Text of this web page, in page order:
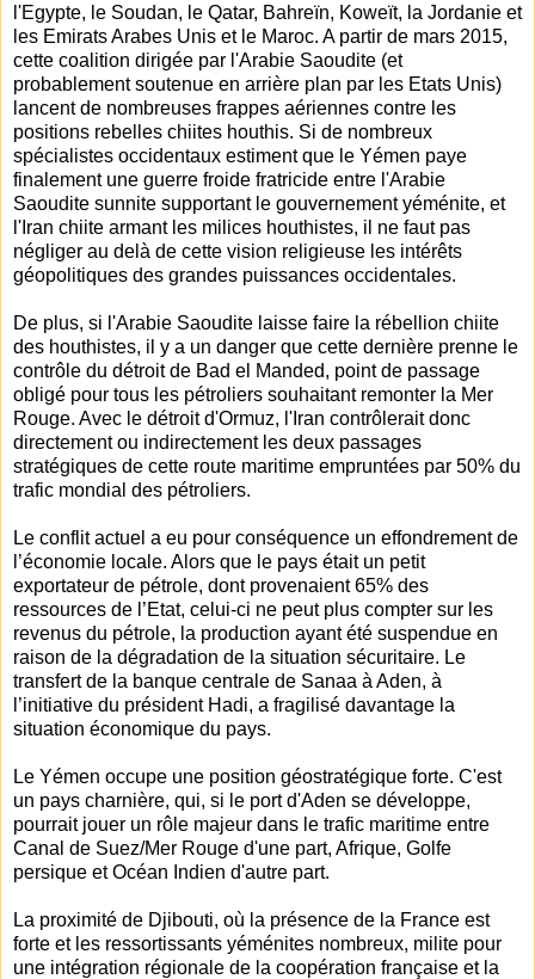
l'Egypte, le Soudan, le Qatar, Bahreïn, Koweït, la Jordanie et
les Emirats Arabes Unis et le Maroc. A partir de mars 2015,
cette coalition dirigée par l'Arabie Saoudite (et
probablement soutenue en arrière plan par les Etats Unis)
lancent de nombreuses frappes aériennes contre les
positions rebelles chiites houthis. Si de nombreux
spécialistes occidentaux estiment que le Yémen paye
finalement une guerre froide fratricide entre l'Arabie
Saoudite sunnite supportant le gouvernement yéménite, et
l'Iran chiite armant les milices houthistes, il ne faut pas
négliger au delà de cette vision religieuse les intérêts
géopolitiques des grandes puissances occidentales.
De plus, si l'Arabie Saoudite laisse faire la rébellion chiite
des houthistes, il y a un danger que cette dernière prenne le
contrôle du détroit de Bad el Manded, point de passage
obligé pour tous les pétroliers souhaitant remonter la Mer
Rouge. Avec le détroit d'Ormuz, l'Iran contrôlerait donc
directement ou indirectement les deux passages
stratégiques de cette route maritime empruntées par 50% du
trafic mondial des pétroliers.
Le conflit actuel a eu pour conséquence un effondrement de
l’économie locale. Alors que le pays était un petit
exportateur de pétrole, dont provenaient 65% des
ressources de l’Etat, celui-ci ne peut plus compter sur les
revenus du pétrole, la production ayant été suspendue en
raison de la dégradation de la situation sécuritaire. Le
transfert de la banque centrale de Sanaa à Aden, à
l’initiative du président Hadi, a fragilisé davantage la
situation économique du pays.
Le Yémen occupe une position géostratégique forte. C'est
un pays charnière, qui, si le port d'Aden se développe,
pourrait jouer un rôle majeur dans le trafic maritime entre
Canal de Suez/Mer Rouge d'une part, Afrique, Golfe
persique et Océan Indien d'autre part.
La proximité de Djibouti, où la présence de la France est
forte et les ressortissants yéménites nombreux, milite pour
une intégration régionale de la coopération française et la